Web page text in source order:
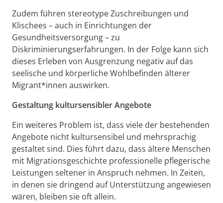
Zudem führen stereotype Zuschreibungen und
Klischees – auch in Einrichtungen der
Gesundheitsversorgung – zu
Diskriminierungserfahrungen. In der Folge kann sich
dieses Erleben von Ausgrenzung negativ auf das
seelische und körperliche Wohlbefinden älterer
Migrant*innen auswirken.
Gestaltung kultursensibler Angebote
Ein weiteres Problem ist, dass viele der bestehenden
Angebote nicht kultursensibel und mehrsprachig
gestaltet sind. Dies führt dazu, dass ältere Menschen
mit Migrationsgeschichte professionelle pflegerische
Leistungen seltener in Anspruch nehmen. In Zeiten,
in denen sie dringend auf Unterstützung angewiesen
wären, bleiben sie oft allein.